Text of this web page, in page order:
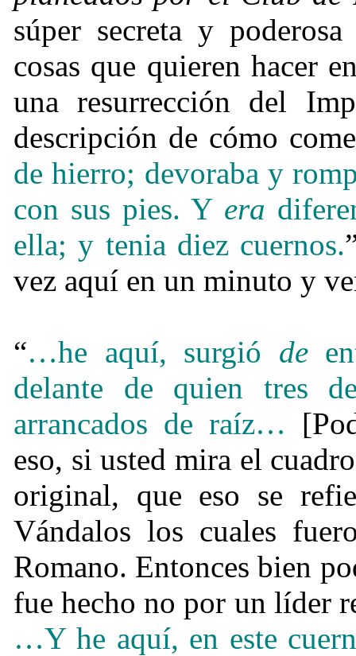
súper secreta y
cosas que quieren hacer
una resurrección del
descripción de cómo
de hierro; devoraba y
con sus pies. Y era
ella; y tenia diez cuernos.
vez aquí en un minuto y
“…he aquí, surgió de
delante de quien tres
arrancados de raíz…
eso, si usted mira el
original, que eso se
Vándalos los cuales
Romano. Entonces bien
fue hecho no por un líder
…Y he aquí, en este